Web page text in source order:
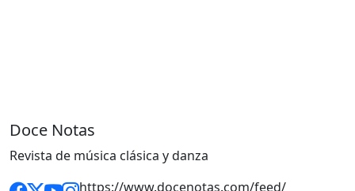
Doce Notas
Revista de música clásica y danza
https://www.docenotas.com/feed/